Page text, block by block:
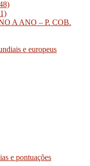
A ANO – P. COB.
e europeus
e pontuações